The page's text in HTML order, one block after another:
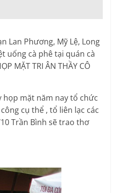
Lan Phương, Mỹ Lệ, Long
uống cà phê tại quán cà
MẶT TRI ÂN THẦY CÔ
mặt năm nay tổ chức
cụ thể , tổ liên lạc các
Trần Bình sẽ trao thơ